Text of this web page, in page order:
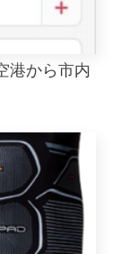
港から市内